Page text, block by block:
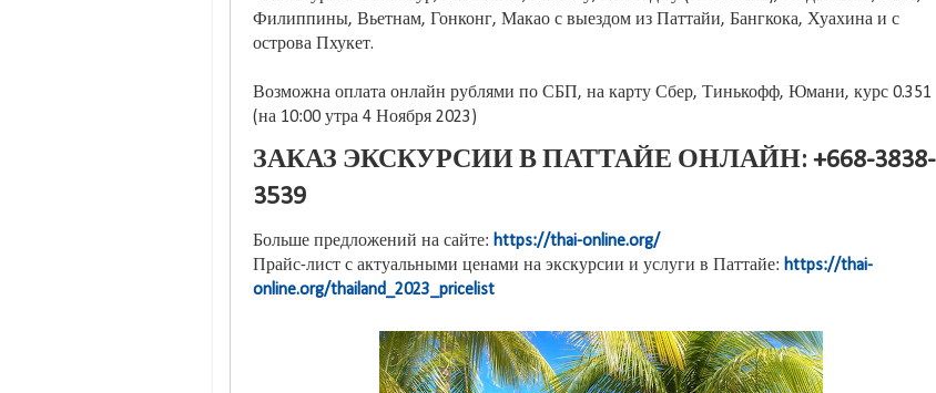
Филиппины, Вьетнам, Гонконг, Макао с выездом из Паттайи, Бангкока, Хуахина и с
острова Пхукет.
Возможна оплата онлайн рублями по СБП, на карту Сбер, Тинькофф, Юмани, курс 0.351
(на 10:00 утра 4 Ноября 2023)
ЗАКАЗ ЭКСКУРСИИ В ПАТТАЙЕ ОНЛАЙН: +668-3838-
3539
Больше предложений на сайте: https://thai-online.org/
Прайс-лист с актуальными ценами на экскурсии и услуги в Паттайе: https://thai-
online.org/thailand_2023_pricelist